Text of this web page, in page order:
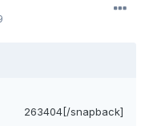
263404[/snapback]